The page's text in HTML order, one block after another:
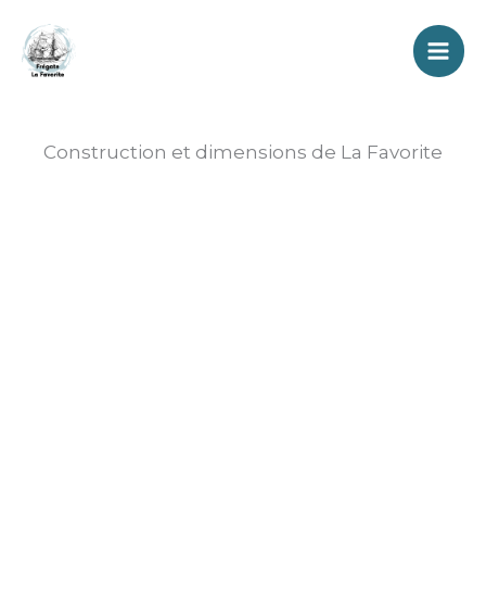
contenu
Construction et dimensions de La Favorite